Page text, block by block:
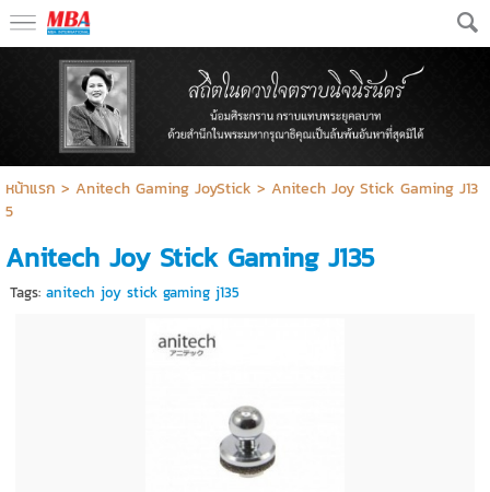
หน้าแรก > Anitech Gaming JoyStick > Anitech Joy Stick Gaming J13
5
Anitech Joy Stick Gaming J135
Tags: anitech joy stick gaming j135